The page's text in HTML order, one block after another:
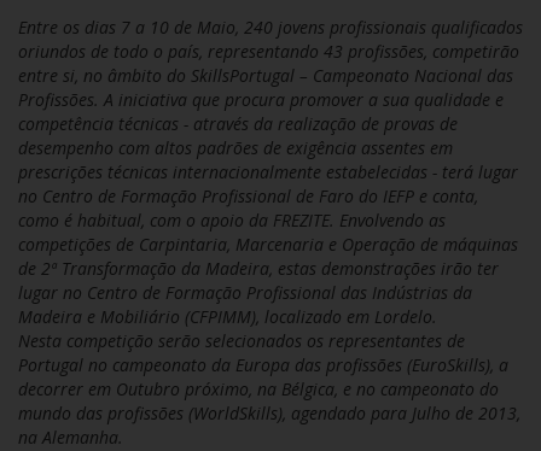
Entre os dias 7 a 10 de Maio, 240 jovens profissionais qualificados
oriundos de todo o país, representando 43 profissões, competirão
entre si, no âmbito do SkillsPortugal – Campeonato Nacional das
Profissões. A iniciativa que procura promover a sua qualidade e
competência técnicas - através da realização de provas de
desempenho com altos padrões de exigência assentes em
prescrições técnicas internacionalmente estabelecidas - terá lugar
no Centro de Formação Profissional de Faro do IEFP e conta,
como é habitual, com o apoio da FREZITE. Envolvendo as
competições de Carpintaria, Marcenaria e Operação de máquinas
de 2ª Transformação da Madeira, estas demonstrações irão ter
lugar no Centro de Formação Profissional das Indústrias da
Madeira e Mobiliário (CFPIMM), localizado em Lordelo.
Nesta competição serão selecionados os representantes de
Portugal no campeonato da Europa das profissões (EuroSkills), a
decorrer em Outubro próximo, na Bélgica, e no campeonato do
mundo das profissões (WorldSkills), agendado para Julho de 2013,
na Alemanha.